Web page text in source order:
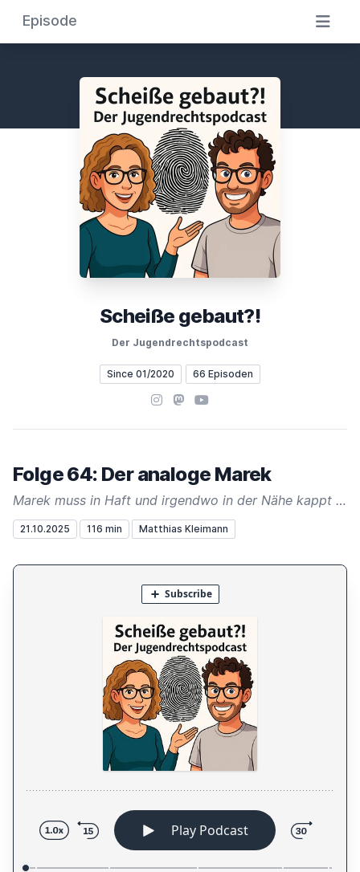
Episode
Scheiße gebaut?!
Der Jugendrechtspodcast
Since 01/2020 66 Episoden
Instagram
Mastodon
YouTube
Folge 64: Der analoge Marek
Marek muss in Haft und irgendwo in der Nähe kappt ein Bagger ein Kabel. Wie beides zusammenhängt und warum Maria und Matthias derzeit viel Kuchen backen erfahrt Ihr in der neusten Folge des Jugendrechtspodcasts.
21.10.2025 116 min Matthias Kleimann